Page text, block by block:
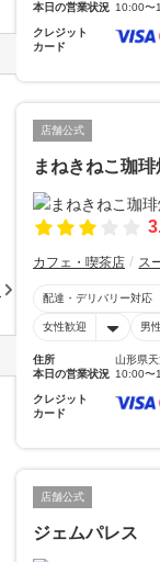
本日の営業状況 10:00〜
クレジット
カード
店舗公式
まねきねこ珈
カフェ・喫茶店 ス
配達・デリバリー対応
女性歓迎 男
住所
山形県
本日の営業状況 10:00〜
クレジット
カード
店舗公式
ジェムパレス